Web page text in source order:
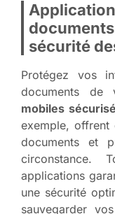
sécurité
Protégez vos
documents de
mobiles
exemple, offrent
documents et
applications
une sécurité
sauvegarder